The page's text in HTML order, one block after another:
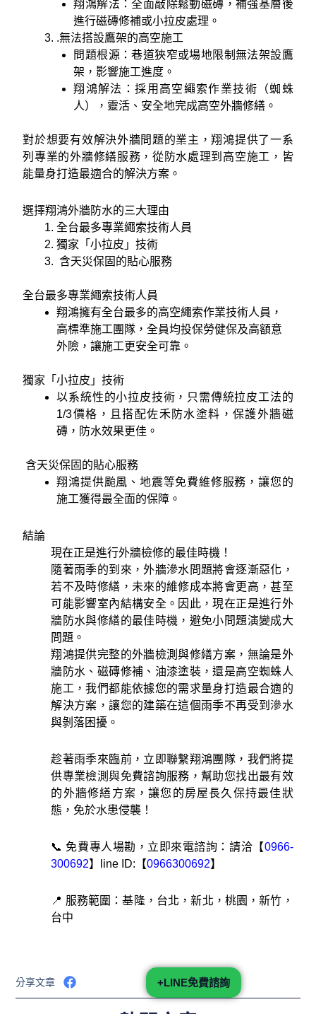
翔鴻解法：全面敲除鬆動磁磚，補強基層後
進行磁磚修補或小拉皮處理。
.無法搭設鷹架的高空施工
問題根源：巷道狹窄或場地限制無法架設鷹
架，影響施工進度。
翔鴻解法：採用高空繩索作業技術（蜘蛛
人），靈活、安全地完成高空外牆修繕。
對於想要有效解決外牆問題的業主，翔鴻提供了一系
列專業的外牆修繕服務，從防水處理到高空施工，皆
能量身打造最適合的解決方案。
選擇翔鴻外牆防水的三大理由
全台最多專業繩索技術人員
獨家「小拉皮」技術
含天災保固的貼心服務
全台最多專業繩索技術人員
翔鴻擁有全台最多的高空繩索作業技術人員，
高標準施工團隊，全員均投保勞健保及高額意
外險，讓施工更安全可靠。
獨家「小拉皮」技術
以系統性的小拉皮技術，只需傳統拉皮工法的
1/3價格，且搭配佐禾防水塗料，保護外牆磁
磚，防水效果更佳。
含天災保固的貼心服務
翔鴻提供颱風、地震等免費維修服務，讓您的
施工獲得最全面的保障。
結論
現在正是進行外牆檢修的最佳時機！
隨著雨季的到來，外牆滲水問題將會逐漸惡化，
若不及時修繕，未來的維修成本將會更高，甚至
可能影響室內結構安全。因此，現在正是進行外
牆防水與修繕的最佳時機，避免小問題演變成大
問題。
翔鴻提供完整的外牆檢測與修繕方案，無論是外
牆防水、磁磚修補、油漆塗裝，還是高空蜘蛛人
施工，我們都能依據您的需求量身打造最合適的
解決方案，讓您的建築在這個雨季不再受到滲水
與剝落困擾。
趁著雨季來臨前，立即聯繫翔鴻團隊，我們將提
供專業檢測與免費諮詢服務，幫助您找出最有效
的外牆修繕方案，讓您的房屋長久保持最佳狀
態，免於水患侵襲！
📞 免費專人場勘，立即來電諮詢：請洽【0966-
300692】line ID:【0966300692】
📍 服務範圍：基隆，台北，新北，桃園，新竹，
台中
分享文章 +LINE免費諮詢